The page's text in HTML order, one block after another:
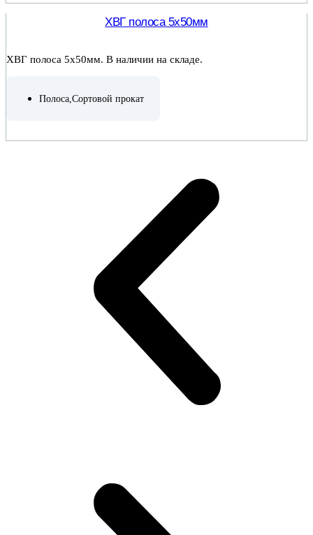
ХВГ полоса 5х50мм
ХВГ полоса 5х50мм. В наличии на складе.
Полоса,Сортовой прокат